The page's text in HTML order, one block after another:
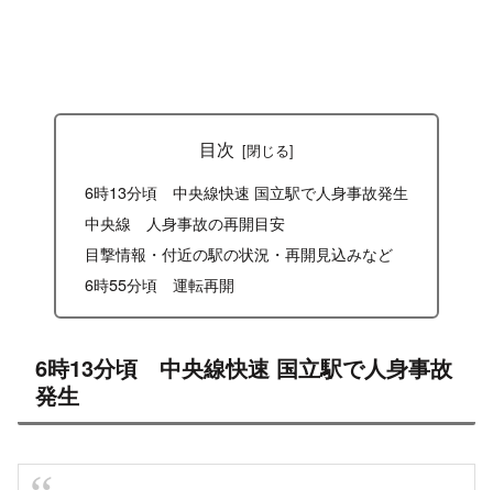
目次
6時13分頃 中央線快速 国立駅で人身事故発生
中央線 人身事故の再開目安
目撃情報・付近の駅の状況・再開見込みなど
6時55分頃 運転再開
6時13分頃 中央線快速 国立駅で人身事故
発生